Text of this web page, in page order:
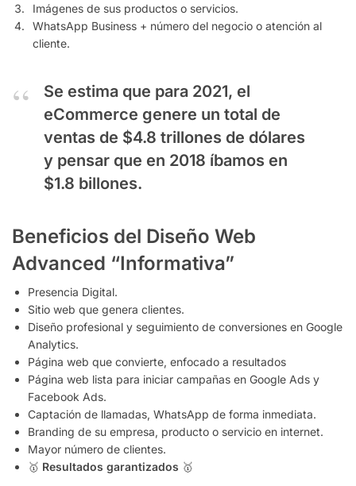
Imágenes de sus productos o servicios.
WhatsApp Business + número del negocio o atención al
cliente.
Se estima que para 2021, el
eCommerce genere un total de
ventas de $4.8 trillones de dólares
y pensar que en 2018 íbamos en
$1.8 billones.
Beneficios del Diseño Web
Advanced “Informativa”
Presencia Digital.
Sitio web que genera clientes.
Diseño profesional y seguimiento de conversiones en Google
Analytics.
Página web que convierte, enfocado a resultados
Página web lista para iniciar campañas en Google Ads y
Facebook Ads.
Captación de llamadas, WhatsApp de forma inmediata.
Branding de su empresa, producto o servicio en internet.
Mayor número de clientes.
🥇 Resultados garantizados 🥇